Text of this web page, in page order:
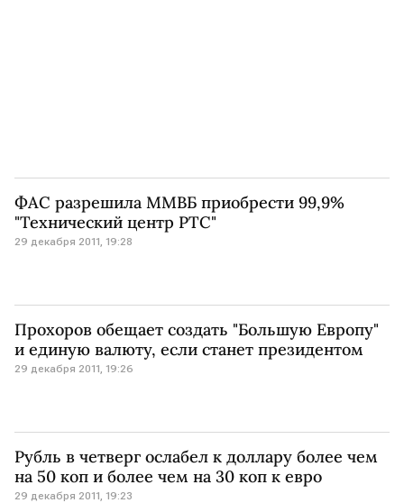
ФАС разрешила ММВБ приобрести 99,9%
"Технический центр РТС"
29 декабря 2011, 19:28
Прохоров обещает создать "Большую Европу"
и единую валюту, если станет президентом
29 декабря 2011, 19:26
Рубль в четверг ослабел к доллару более чем
на 50 коп и более чем на 30 коп к евро
29 декабря 2011, 19:23